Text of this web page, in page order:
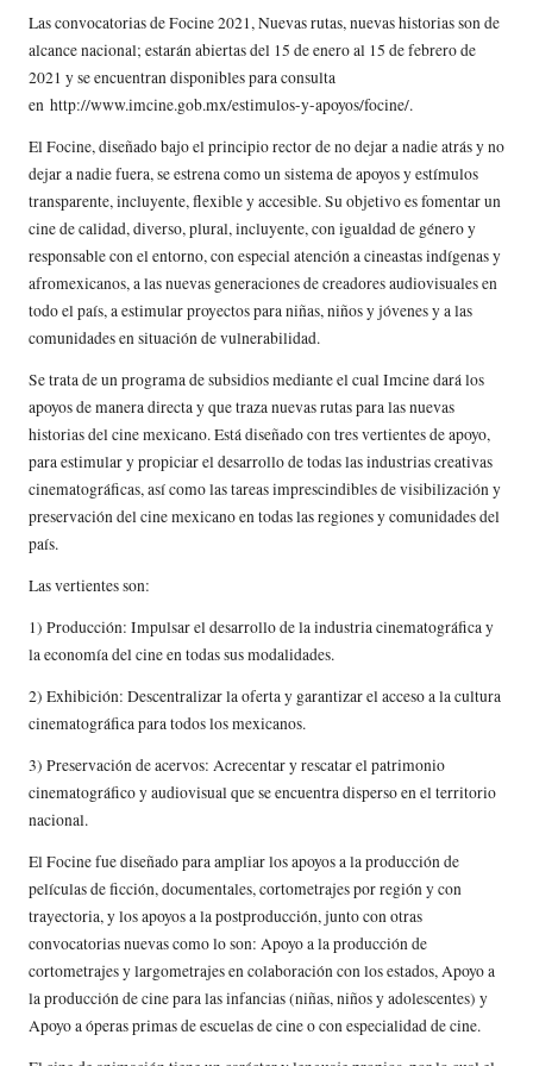
Las convocatorias de Focine 2021, Nuevas rutas, nuevas historias son de
alcance nacional; estarán abiertas del 15 de enero al 15 de febrero de
2021 y se encuentran disponibles para consulta
en http://www.imcine.gob.mx/estimulos-y-apoyos/focine/.
El Focine, diseñado bajo el principio rector de no dejar a nadie atrás y no
dejar a nadie fuera, se estrena como un sistema de apoyos y estímulos
transparente, incluyente, flexible y accesible. Su objetivo es fomentar un
cine de calidad, diverso, plural, incluyente, con igualdad de género y
responsable con el entorno, con especial atención a cineastas indígenas y
afromexicanos, a las nuevas generaciones de creadores audiovisuales en
todo el país, a estimular proyectos para niñas, niños y jóvenes y a las
comunidades en situación de vulnerabilidad.
Se trata de un programa de subsidios mediante el cual Imcine dará los
apoyos de manera directa y que traza nuevas rutas para las nuevas
historias del cine mexicano. Está diseñado con tres vertientes de apoyo,
para estimular y propiciar el desarrollo de todas las industrias creativas
cinematográficas, así como las tareas imprescindibles de visibilización y
preservación del cine mexicano en todas las regiones y comunidades del
país.
Las vertientes son:
1) Producción: Impulsar el desarrollo de la industria cinematográfica y
la economía del cine en todas sus modalidades.
2) Exhibición: Descentralizar la oferta y garantizar el acceso a la cultura
cinematográfica para todos los mexicanos.
3) Preservación de acervos: Acrecentar y rescatar el patrimonio
cinematográfico y audiovisual que se encuentra disperso en el territorio
nacional.
El Focine fue diseñado para ampliar los apoyos a la producción de
películas de ficción, documentales, cortometrajes por región y con
trayectoria, y los apoyos a la postproducción, junto con otras
convocatorias nuevas como lo son: Apoyo a la producción de
cortometrajes y largometrajes en colaboración con los estados, Apoyo a
la producción de cine para las infancias (niñas, niños y adolescentes) y
Apoyo a óperas primas de escuelas de cine o con especialidad de cine.